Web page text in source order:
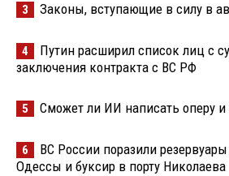
3 Законы, вступающие в силу в
4
Путин расширил список лиц с
заключения контракта с ВС РФ
5 Сможет ли ИИ написать оперу
6
ВС России поразили
Одессы и буксир в порту Николаева